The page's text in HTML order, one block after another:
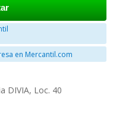
en Mercantil.com
DIVIA, Loc. 40